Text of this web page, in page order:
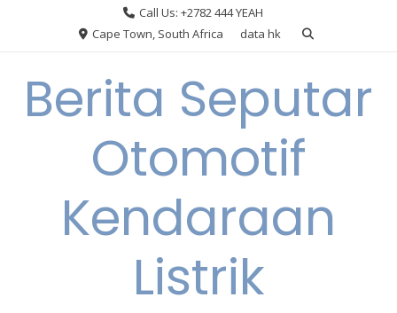
Call Us: +2782 444 YEAH
Cape Town, South Africa
data hk
Berita Seputar
Otomotif
Kendaraan
Listrik